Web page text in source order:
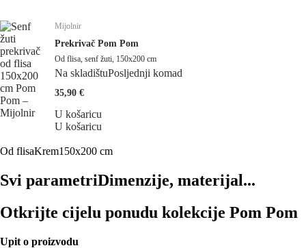
Mijolnir
Prekrivač Pom Pom
Od flisa, senf žuti, 150x200 cm
Na skladištuPosljednji komad
35,90 €
U košaricu
U košaricu
Od flisaKrem150x200 cm
Svi parametriDimenzije, materijal...
Otkrijte cijelu ponudu kolekcije Pom Pom
Upit o proizvodu